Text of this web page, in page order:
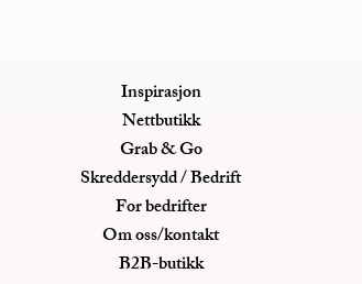
Inspirasjon
Nettbutikk
Grab & Go
Skreddersydd / Bedrift
For bedrifter
Om oss/kontakt
B2B-butikk